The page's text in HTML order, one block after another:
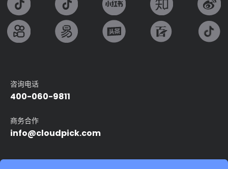
咨询电话
400-060-9811
商务合作
info@cloudpick.com